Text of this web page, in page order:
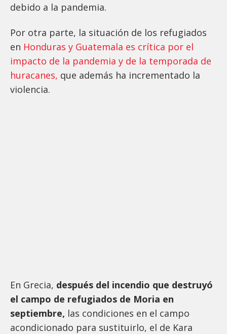
debido a la pandemia.
Por otra parte, la situación de los refugiados
en Honduras y Guatemala es crítica por el
impacto de la pandemia y de la temporada de
huracanes, que además ha incrementado la
violencia.
En Grecia, después del incendio que destruyó
el campo de refugiados de Moria en
septiembre, las condiciones en el campo
acondicionado para sustituirlo, el de Kara